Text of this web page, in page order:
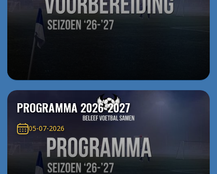
PROGRAMMA 2026-2027
05-07-2026